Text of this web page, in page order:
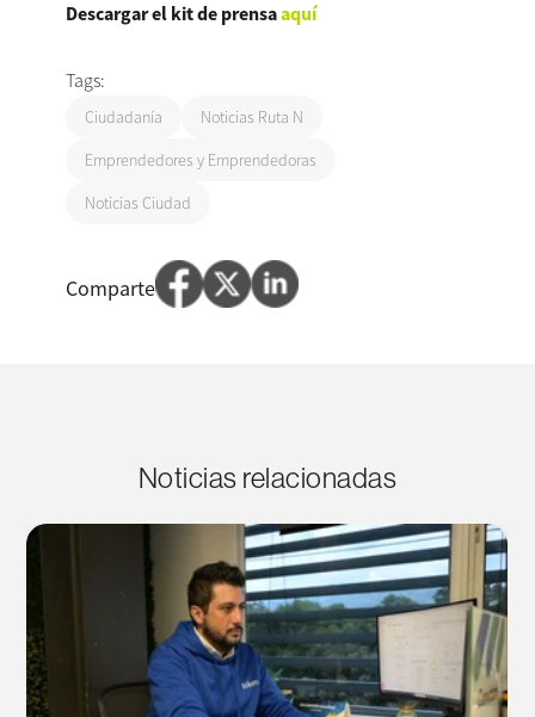
Descargar el kit de prensaaquí
Tags:
Ciudadanía
Noticias Ruta N
Emprendedores y Emprendedoras
Noticias Ciudad
Comparte
Noticias relacionadas